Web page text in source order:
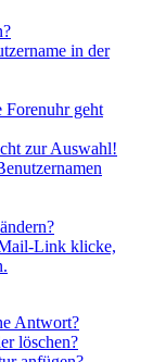
in der
Forenuhr geht
zur Auswahl!
Link klicke,
Antwort?
löschen?